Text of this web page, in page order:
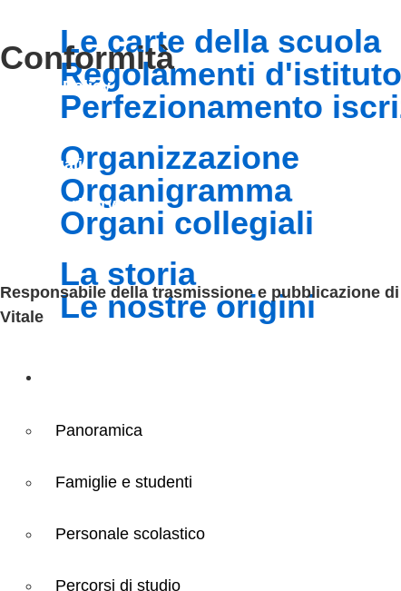
le carte della scuola
regolamenti d'istituto
perfezionamento
organizzazione
organigramma
organi collegiali
la storia
le nostre origini
Panoramica
Famiglie e studenti
Personale scolastico
Percorsi di studio
conformità
Privacy Policy
Note legali
Accesso riservato
Responsabile della trasmissione e pubblicazione di documenti informazioni e dati ex. Art. 10 d.lgs 33/2013 ss.mm.ii. – d.lgs 97/2016 Dr.ssa Maria Teresa
Vitale